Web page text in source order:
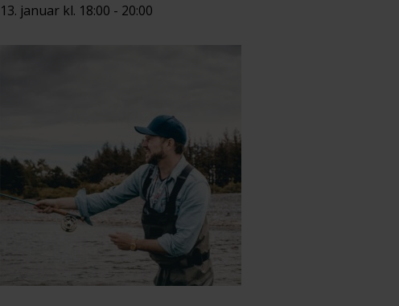
13. januar kl. 18:00 - 20:00